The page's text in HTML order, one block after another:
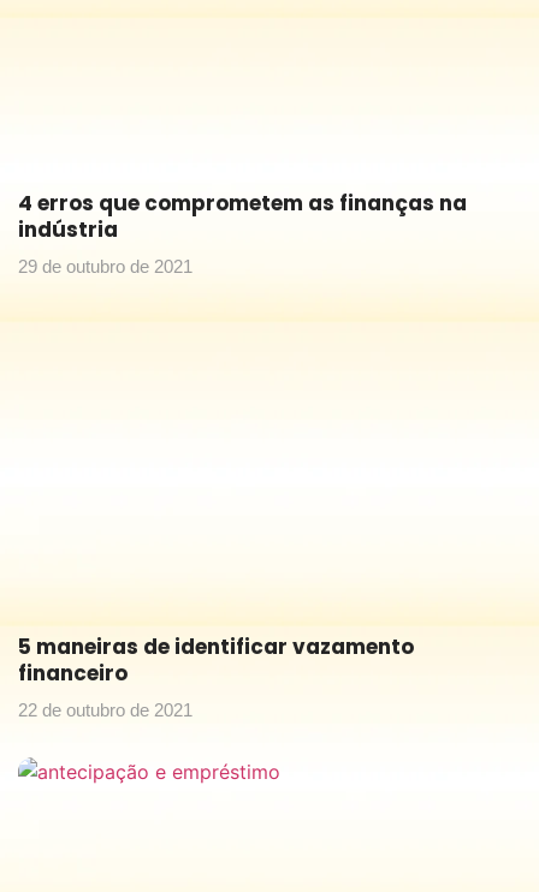
4 erros que comprometem as finanças na
indústria
29 de outubro de 2021
5 maneiras de identificar vazamento
financeiro
22 de outubro de 2021